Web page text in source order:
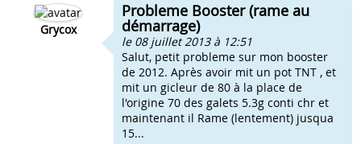
Grycox
Probleme Booster (rame au
démarrage)
le 08 juillet 2013 à 12:51
Salut, petit probleme sur mon booster
de 2012. Après avoir mit un pot TNT , et
mit un gicleur de 80 à la place de
l'origine 70 des galets 5.3g conti chr et
maintenant il Rame (lentement) jusqua
15...